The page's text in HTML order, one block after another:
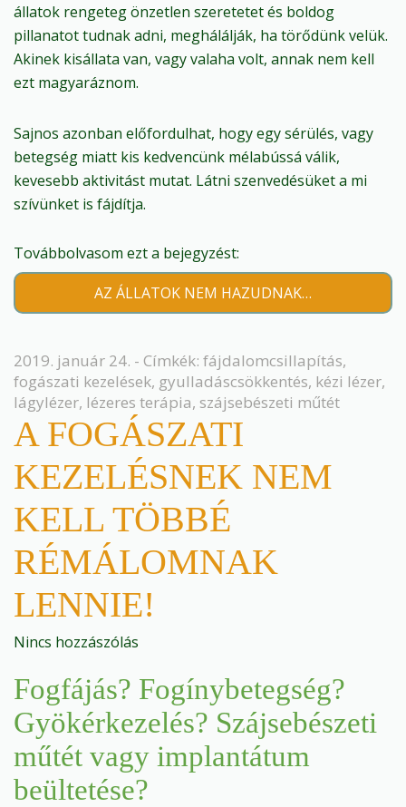
állatok rengeteg önzetlen szeretetet és boldog
pillanatot tudnak adni, meghálálják, ha törődünk velük.
Akinek kisállata van, vagy valaha volt, annak nem kell
ezt magyaráznom.
Sajnos azonban előfordulhat, hogy egy sérülés, vagy
betegség miatt kis kedvencünk mélabússá válik,
kevesebb aktivitást mutat. Látni szenvedésüket a mi
szívünket is fájdítja.
Továbbolvasom ezt a bejegyzést:
AZ ÁLLATOK NEM HAZUDNAK…
2019. január 24. - Címkék: fájdalomcsillapítás,
fogászati kezelések, gyulladáscsökkentés, kézi lézer,
lágylézer, lézeres terápia, szájsebészeti műtét
A FOGÁSZATI
KEZELÉSNEK NEM
KELL TÖBBÉ
RÉMÁLOMNAK
LENNIE!
Nincs hozzászólás
Fogfájás? Fogínybetegség?
Gyökérkezelés? Szájsebészeti
műtét vagy implantátum
beültetése?